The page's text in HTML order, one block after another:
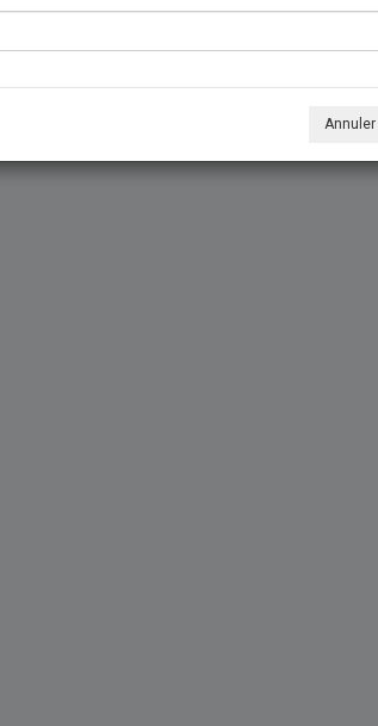
à votre recherche, veuillez modifier vos
Annuler